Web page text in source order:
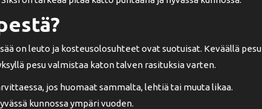
on leuto ja kosteusolosuhteet ovat suotuisat. Keväällä pesu
pesu valmistaa katon talven rasituksia varten.
jos huomaat sammalta, lehtiä tai muuta likaa.
kunnossa ympäri vuoden.